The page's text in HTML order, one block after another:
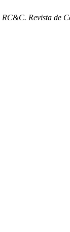
RC&C. Revista de